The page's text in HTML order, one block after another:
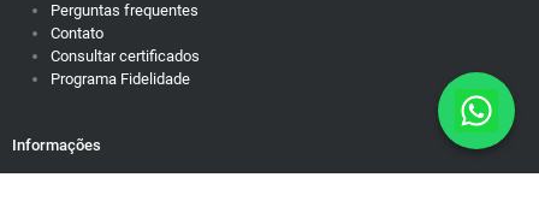
Perguntas frequentes
Contato
Consultar certificados
Programa Fidelidade
Informações